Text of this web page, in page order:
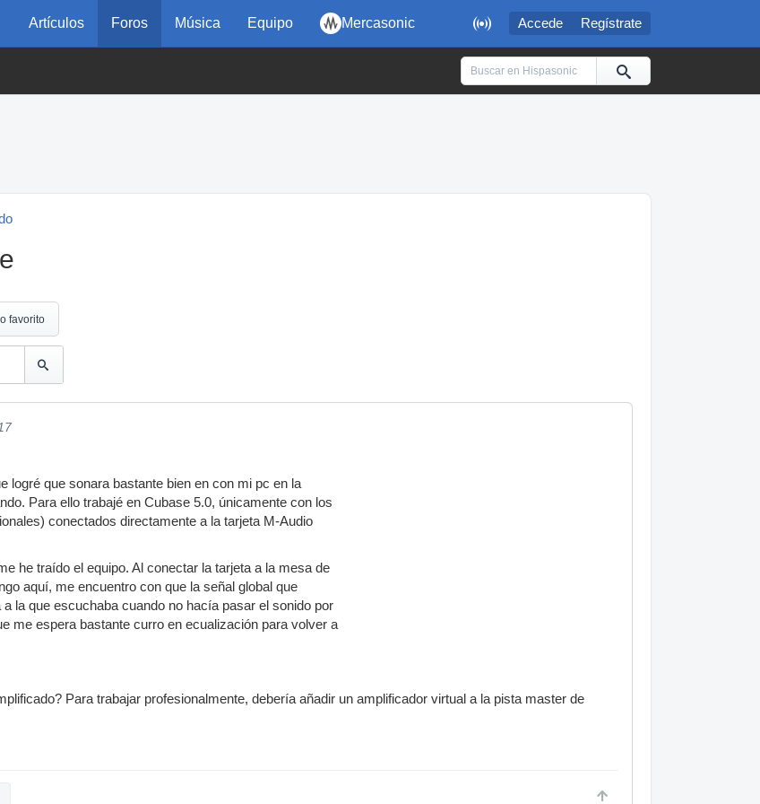
 Accede Regístrate
Artículos Foros Música Equipo Mercasonic
favorito
logré que sonara bastante bien en con mi pc en la
Para ello trabajé en Cubase 5.0, únicamente con los
conectados directamente a la tarjeta M-Audio
he traído el equipo. Al conectar la tarjeta a la mesa de
aquí, me encuentro con que la señal global que
la que escuchaba cuando no hacía pasar el sonido por
me espera bastante curro en ecualización para volver a
Para trabajar profesionalmente, debería añadir un amplificador virtual a la pista master de